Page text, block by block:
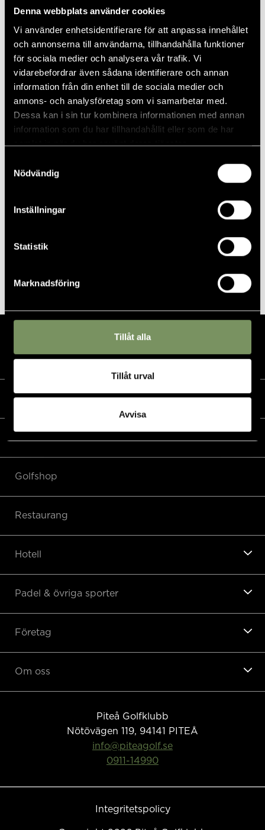
Denna webbplats använder cookies
Vi använder enhetsidentifierare för att anpassa innehållet
och annonserna till användarna, tillhandahålla funktioner
för sociala medier och analysera vår trafik. Vi
vidarebefordrar även sådana identifierare och annan
information från din enhet till de sociala medier och
annons- och analysföretag som vi samarbetar med.
Dessa kan i sin tur kombinera informationen med annan
information som du har tillhandahållit eller som de har
samlat in när du har använt deras tjänster.
Nödvändig
Inställningar
Statistik
Marknadsföring
Tillåt alla
Tillåt urval
Avvisa
fullständiga rättigeter.
​Piteå Open 2026 arrangeras i samarbete med Ahlsell &
Tell
Start:
juli 24 @ 17:00
IVAB 2026 Ulf Andersson Memorial
Kalender
Golfshop
Restaurang
Hotell
Padel & övriga sporter
Företag
Om oss
Piteå Golfklubb
Nötövägen 119, 94141
PITEÅ
info@piteagolf.se
0911-14990
Integritetspolicy